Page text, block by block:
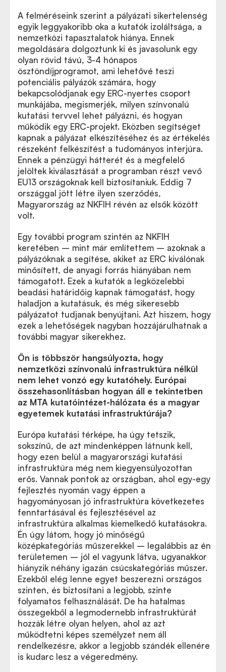
A felméréseink szerint a pályázati sikertelenség
egyik leggyakoribb oka a kutatók izoláltsága, a
nemzetközi tapasztalatok hiánya. Ennek
megoldására dolgoztunk ki és javasolunk egy
olyan rövid távú, 3-4 hónapos
ösztöndíjprogramot, ami lehetővé teszi
potenciális pályázók számára, hogy
bekapcsolódjanak egy ERC-nyertes csoport
munkájába, megismerjék, milyen színvonalú
kutatási tervvel lehet pályázni, és hogyan
működik egy ERC-projekt. Eközben segítséget
kapnak a pályázat elkészítéséhez és az értékelés
részeként felkészítést a tudományos interjúra.
Ennek a pénzügyi hátterét és a megfelelő
jelöltek kiválasztását a programban részt vevő
EU13 országoknak kell biztosítaniuk. Eddig 7
országgal jött létre ilyen szerződés,
Magyarország az NKFIH révén az elsők között
volt.
Egy további program szintén az NKFIH
keretében – mint már említettem – azoknak a
pályázóknak a segítése, akiket az ERC kiválónak
minősített, de anyagi forrás hiányában nem
támogatott. Ezek a kutatók a legközelebbi
beadási határidőig kapnak támogatást, hogy
haladjon a kutatásuk, és még sikeresebb
pályázatot tudjanak benyújtani. Azt hiszem, hogy
ezek a lehetőségek nagyban hozzájárulhatnak a
további magyar sikerekhez.
Ön is többször hangsúlyozta, hogy
nemzetközi színvonalú infrastruktúra nélkül
nem lehet vonzó egy kutatóhely. Európai
összehasonlításban hogyan áll e tekintetben
az MTA kutatóintézet-hálózata és a magyar
egyetemek kutatási infrastruktúrája?
Európa kutatási térképe, ha úgy tetszik,
sokszínű, de azt mindenképpen látnunk kell,
hogy ezen belül a magyarországi kutatási
infrastruktúra még nem kiegyensúlyozottan
erős. Vannak pontok az országban, ahol egy-egy
fejlesztés nyomán vagy éppen a
hagyományosan jó infrastruktúra következetes
fenntartásával és fejlesztésével az
infrastruktúra alkalmas kiemelkedő kutatásokra.
Én úgy látom, hogy jó minőségű
középkategóriás műszerekkel – legalábbis az én
területemen – jól el vagyunk látva, ugyanakkor
hiányzik néhány igazán csúcskategóriás műszer.
Ezekből elég lenne egyet beszerezni országos
szinten, és biztosítani a legjobb, szinte
folyamatos felhasználását. De ha hatalmas
összegekből a legmodernebb infrastruktúrát
hozzák létre olyan helyen, ahol az azt
működtetni képes személyzet nem áll
rendelkezésre, akkor a legjobb szándék ellenére
is kudarc lesz a végeredmény.